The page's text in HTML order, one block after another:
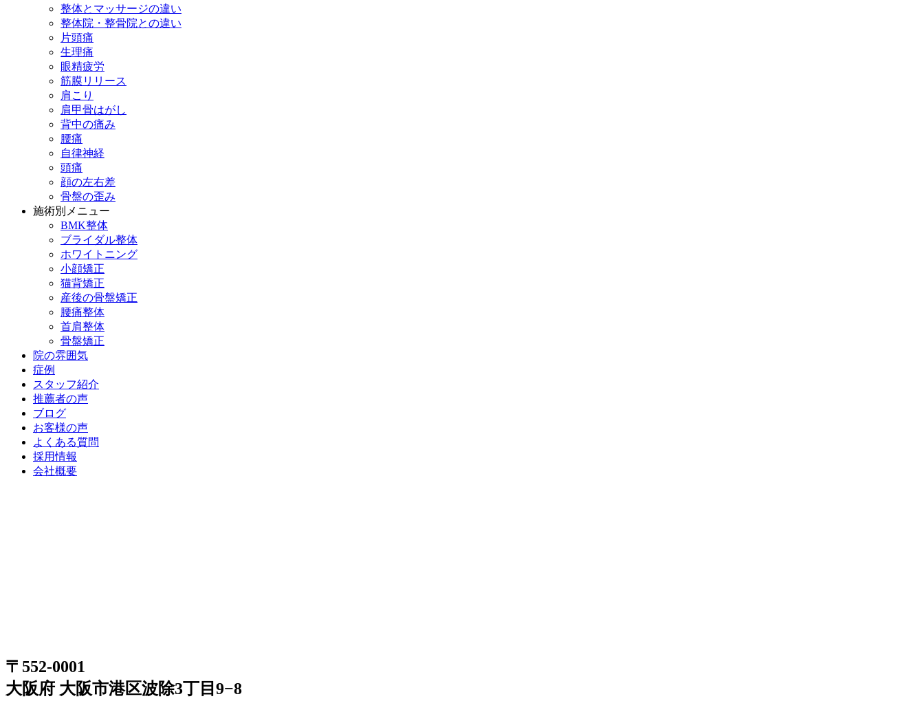
整体とマッサージの違い
整体院・整骨院との違い
片頭痛
生理痛
眼精疲労
筋膜リリース
肩こり
肩甲骨はがし
背中の痛み
腰痛
自律神経
頭痛
顔の左右差
骨盤の歪み
施術別メニュー
BMK整体
ブライダル整体
ホワイトニング
小顔矯正
猫背矯正
産後の骨盤矯正
腰痛整体
首肩整体
骨盤矯正
院の雰囲気
症例
スタッフ紹介
推薦者の声
ブログ
お客様の声
よくある質問
採用情報
会社概要
〒552-0001
大阪府 大阪市港区波除3丁目9−8